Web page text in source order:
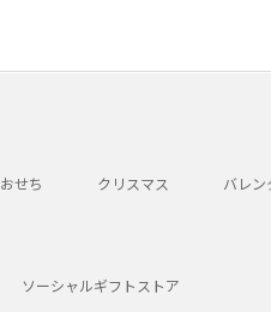
おせち クリスマス バレン
ソーシャルギフトストア